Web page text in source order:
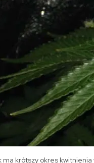
ma krótszy okres